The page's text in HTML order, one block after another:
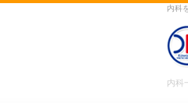
内科
内科